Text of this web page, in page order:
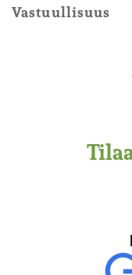
Vastuullisuus